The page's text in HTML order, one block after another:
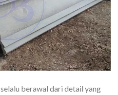
berawal dari detail yang